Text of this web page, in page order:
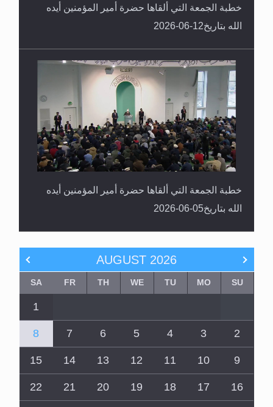
خطبة الجمعة التي ألقاها حضرة أمير المؤمنين أيده
الله بتاريخ12-06-2026
خطبة الجمعة التي ألقاها حضرة أمير المؤمنين أيده
الله بتاريخ05-06-2026
AUGUST 2026
SU
MO
TU
WE
TH
FR
SA
1
2
3
4
5
6
7
8
9
10
11
12
13
14
15
16
17
18
19
20
21
22